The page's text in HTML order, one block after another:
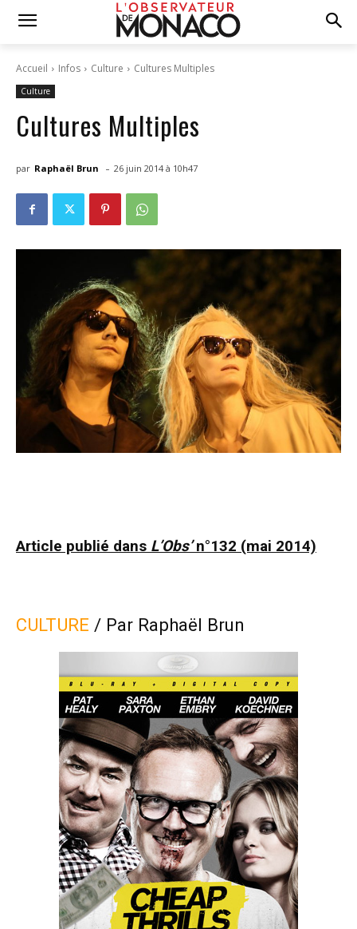
Accueil Infos Culture Cultures Multiples
Culture
Cultures Multiples
par Raphaël Brun - 26 juin 2014 à 10h47
Article publié dans L’Obs’n°132 (mai 2014)
CULTURE / Par Raphaël Brun